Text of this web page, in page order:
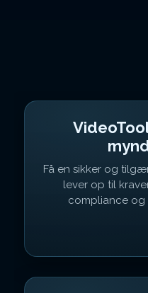
Få en sikker og
lever op til
compliance